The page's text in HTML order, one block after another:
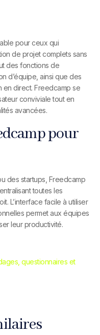
pour ceux qui
de projet complets sans
des fonctions de
d’équipe, ainsi que des
direct. Freedcamp se
conviviale tout en
avancées.
pour
des startups, Freedcamp
toutes les
L’interface facile à utiliser
permet aux équipes
leur productivité.
questionnaires et